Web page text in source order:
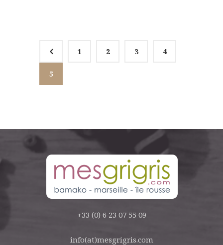
4 1 2 3 4
5
+33 (0) 6 23 07 55 09
info(at)mesgrigris.com